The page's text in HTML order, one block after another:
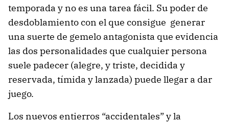
temporada y no es una tarea fácil. Su poder de
desdoblamiento con el que consigue generar
una suerte de gemelo antagonista que evidencia
las dos personalidades que cualquier persona
suele padecer (alegre, y triste, decidida y
reservada, tímida y lanzada) puede llegar a dar
juego.
Los nuevos entierros “accidentales” y la